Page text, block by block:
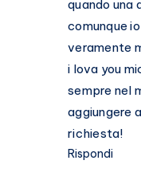
quando una
comunque
veramente
i lova you
sempre nel
aggiungere
richiesta!
Rispondi